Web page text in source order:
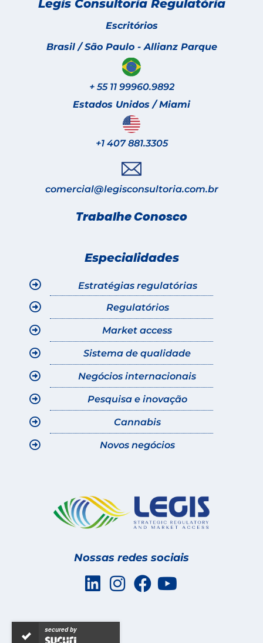
Legis Consultoria Regulatória
Escritórios
Brasil / São Paulo - Allianz Parque
+ 55 11 99960.9892
Estados Unidos / Miami
+1 407 881.3305
comercial@legisconsultoria.com.br
Trabalhe Conosco
Especialidades
Estratégias regulatórias
Regulatórios
Market access
Sistema de qualidade
Negócios internacionais
Pesquisa e inovação
Cannabis
Novos negócios
Nossas redes sociais
secured by